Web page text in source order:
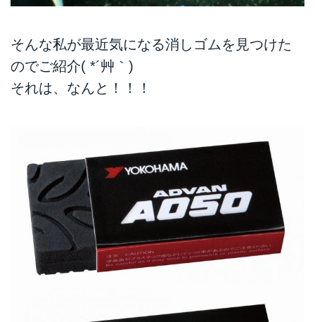
そんな私が最近気になる消しゴムを見つけた
のでご紹介( *´艸｀)
それは、なんと！！！